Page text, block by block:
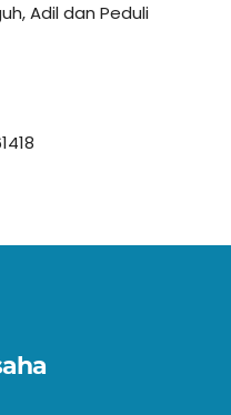
Adil dan Peduli